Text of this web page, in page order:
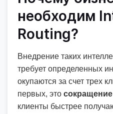
необходим
Routing?
Внедрение таких
требует определенных
окупаются за счет трех
первых, это
клиенты быстрее